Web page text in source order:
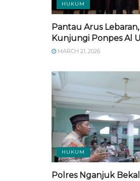
HUKUM
Pantau Arus
Kunjungi Ponpes Al
MARCH 21, 2026
HUKUM
Polres Nganjuk